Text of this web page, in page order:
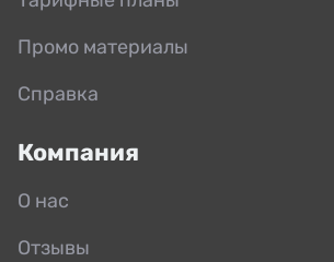
Промо материалы
Справка
Компания
О нас
Отзывы